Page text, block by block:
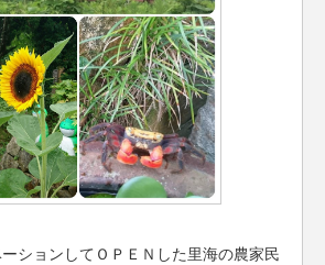
ションしてＯＰＥＮした里海の農家民